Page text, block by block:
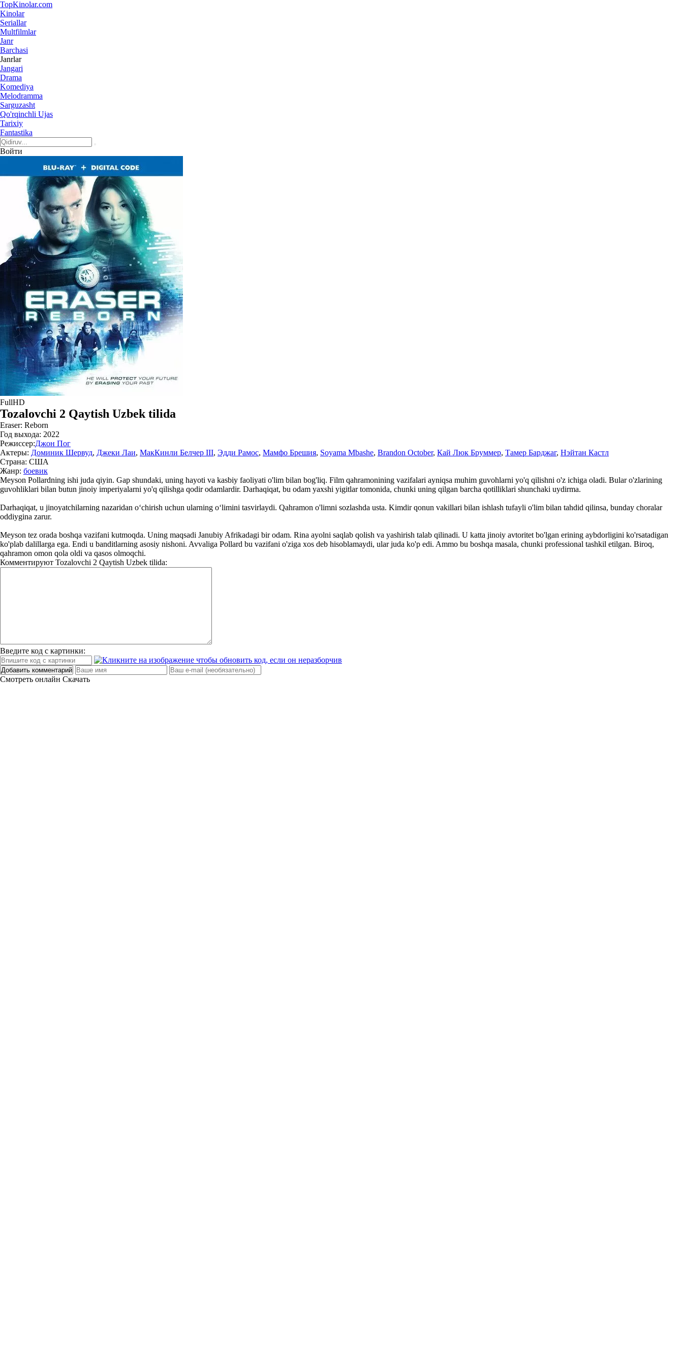
TopKinolar.com
Kinolar
Seriallar
Multfilmlar
Janr
Barchasi
Janrlar
Jangari
Drama
Komediya
Melodramma
Sarguzasht
Qo'rqinchli Ujas
Tarixiy
Fantastika
Войти
FullHD
Tozalovchi 2 Qaytish Uzbek tilida
Eraser: Reborn
Год выхода: 2022
Режиссер:Джон Пог
Актеры: Доминик Шервуд, Джеки Лаи, МакКинли Белчер III, Эдди Рамос, Мамфо Брешия, Soyama Mbashe, Brandon October, Кай Люк Бруммер, Тамер Барджаг, Нэйтан Кастл
Страна: США
Жанр: боевик
Meyson Pollardning ishi juda qiyin. Gap shundaki, uning hayoti va kasbiy faoliyati o'lim bilan bog'liq. Film qahramonining vazifalari ayniqsa muhim guvohlarni yo'q qilishni o'z ichiga oladi. Bular o'zlarining
guvohliklari bilan butun jinoiy imperiyalarni yo'q qilishga qodir odamlardir. Darhaqiqat, bu odam yaxshi yigitlar tomonida, chunki uning qilgan barcha qotilliklari shunchaki uydirma.
Darhaqiqat, u jinoyatchilarning nazaridan o‘chirish uchun ularning o‘limini tasvirlaydi. Qahramon o'limni sozlashda usta. Kimdir qonun vakillari bilan ishlash tufayli o'lim bilan tahdid qilinsa, bunday choralar
oddiygina zarur.
Meyson tez orada boshqa vazifani kutmoqda. Uning maqsadi Janubiy Afrikadagi bir odam. Rina ayolni saqlab qolish va yashirish talab qilinadi. U katta jinoiy avtoritet bo'lgan erining aybdorligini ko'rsatadigan
ko'plab dalillarga ega. Endi u banditlarning asosiy nishoni. Avvaliga Pollard bu vazifani o'ziga xos deb hisoblamaydi, ular juda ko'p edi. Ammo bu boshqa masala, chunki professional tashkil etilgan. Biroq,
qahramon omon qola oldi va qasos olmoqchi.
Комментируют Tozalovchi 2 Qaytish Uzbek tilida:
Введите код с картинки:
Добавить комментарий
Смотреть онлайн Скачать